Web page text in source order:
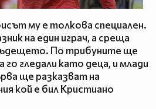
му е толкова специален.
на един играч, а среща
По трибуните ще
гледали като деца, и млади
ще разказват на
кой е бил Кристиано